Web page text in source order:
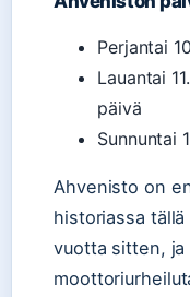
Perjantai
Lauantai
päivä
Sunnuntai
Ahvenisto on
historiassa
vuotta sitten, ja